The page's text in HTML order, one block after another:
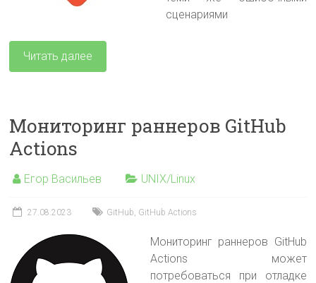
сценариями
Читать далее
Мониторинг раннеров GitHub
Actions
Егор Васильев UNIX/Linux
27.08.2023 GitHub, GitHub Actions
Мониторинг раннеров GitHub
Actions может
потребоваться при отладке